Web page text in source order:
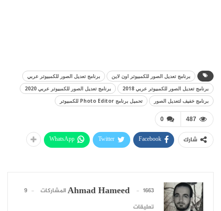
برنامج تعديل الصور للكمبيوتر اون لاين
برنامج تعديل الصور للكمبيوتر عربي
برنامج تعديل الصور للكمبيوتر عربي 2018
برنامج تعديل الصور للكمبيوتر عربي 2020
برنامج خفيف لتعديل الصور
تحميل برنامج Photo Editor للكمبيوتر
0 487
شارك Facebook
Twitter
WhatsApp
Ahmad Hameed 1663 المشاركات
9
تعليقات